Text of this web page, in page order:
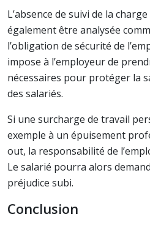
L’absence de suivi de la
également être analysée
l’obligation de sécurité de
impose à l’employeur de
nécessaires pour protéger la
des salariés.
Si une surcharge de travail
exemple à un épuisement
out, la responsabilité de
Le salarié pourra alors
préjudice subi.
Conclusion